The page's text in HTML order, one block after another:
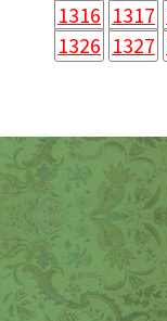
1316 1317
1326 1327